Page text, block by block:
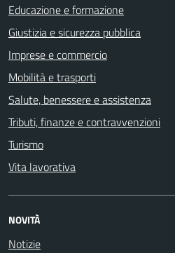
Educazione e formazione
Giustizia e sicurezza pubblica
Imprese e commercio
Mobilità e trasporti
Salute, benessere e assistenza
Tributi, finanze e contravvenzioni
Turismo
Vita lavorativa
NOVITÀ
Notizie